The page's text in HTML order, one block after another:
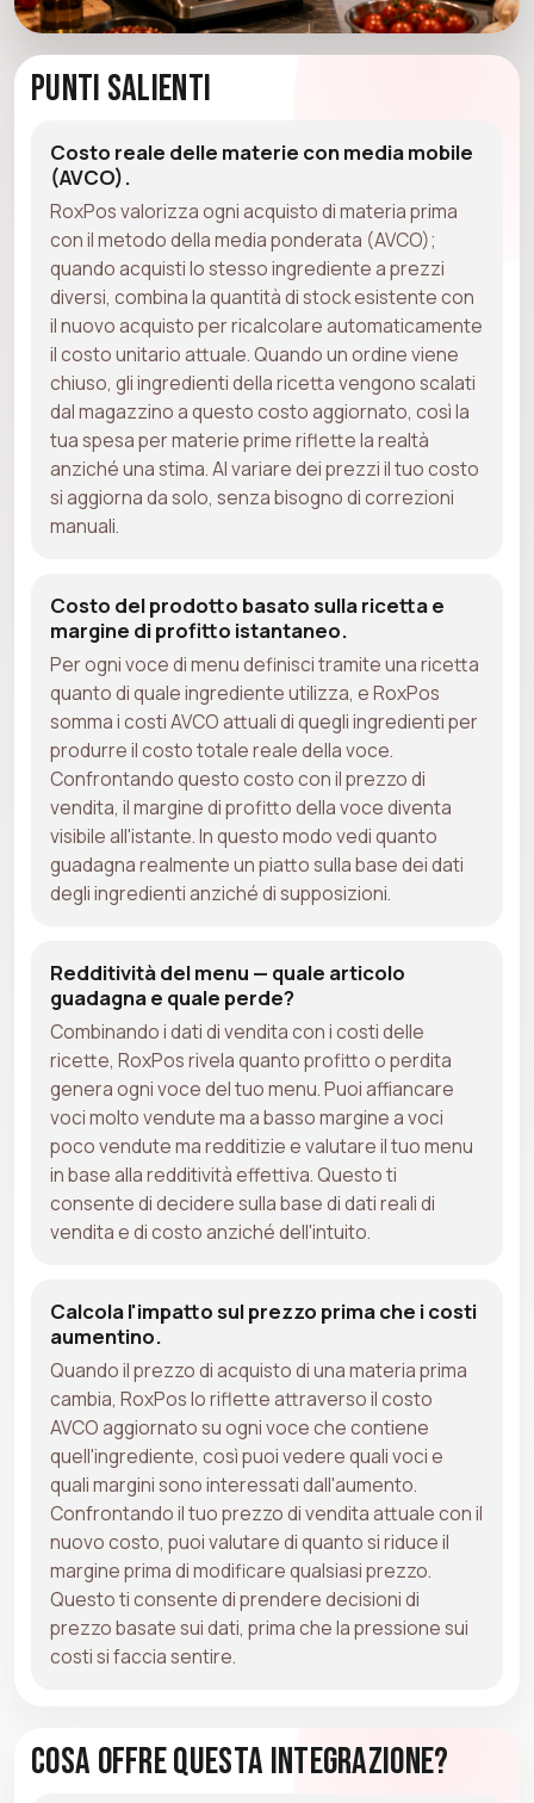
Punti Salienti
Costo reale delle materie con media mobile
(AVCO).
RoxPos valorizza ogni acquisto di materia prima
con il metodo della media ponderata (AVCO);
quando acquisti lo stesso ingrediente a prezzi
diversi, combina la quantità di stock esistente con
il nuovo acquisto per ricalcolare automaticamente
il costo unitario attuale. Quando un ordine viene
chiuso, gli ingredienti della ricetta vengono scalati
dal magazzino a questo costo aggiornato, così la
tua spesa per materie prime riflette la realtà
anziché una stima. Al variare dei prezzi il tuo costo
si aggiorna da solo, senza bisogno di correzioni
manuali.
Costo del prodotto basato sulla ricetta e
margine di profitto istantaneo.
Per ogni voce di menu definisci tramite una ricetta
quanto di quale ingrediente utilizza, e RoxPos
somma i costi AVCO attuali di quegli ingredienti per
produrre il costo totale reale della voce.
Confrontando questo costo con il prezzo di
vendita, il margine di profitto della voce diventa
visibile all'istante. In questo modo vedi quanto
guadagna realmente un piatto sulla base dei dati
degli ingredienti anziché di supposizioni.
Redditività del menu — quale articolo
guadagna e quale perde?
Combinando i dati di vendita con i costi delle
ricette, RoxPos rivela quanto profitto o perdita
genera ogni voce del tuo menu. Puoi affiancare
voci molto vendute ma a basso margine a voci
poco vendute ma redditizie e valutare il tuo menu
in base alla redditività effettiva. Questo ti
consente di decidere sulla base di dati reali di
vendita e di costo anziché dell'intuito.
Calcola l'impatto sul prezzo prima che i costi
aumentino.
Quando il prezzo di acquisto di una materia prima
cambia, RoxPos lo riflette attraverso il costo
AVCO aggiornato su ogni voce che contiene
quell'ingrediente, così puoi vedere quali voci e
quali margini sono interessati dall'aumento.
Confrontando il tuo prezzo di vendita attuale con il
nuovo costo, puoi valutare di quanto si riduce il
margine prima di modificare qualsiasi prezzo.
Questo ti consente di prendere decisioni di
prezzo basate sui dati, prima che la pressione sui
costi si faccia sentire.
Cosa Offre Questa Integrazione?